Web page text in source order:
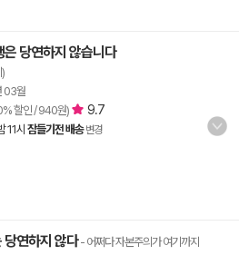
은 당연하지 않습니다
03월
할인 / 940원) 9.7
11시 잠들기전 배송 변경
당연하지 않다- 어쩌다 자본주의가 여기까지